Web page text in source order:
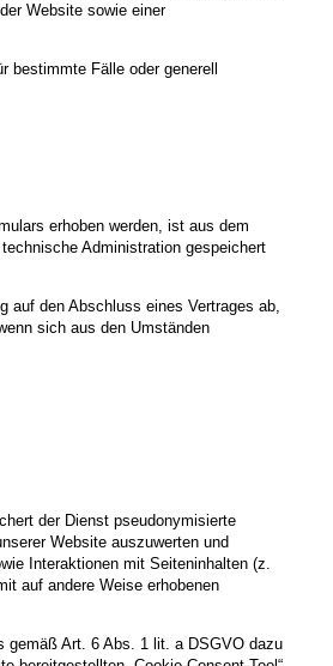
Website sowie einer
Fälle oder generell
erhoben werden, ist aus dem
Administration gespeichert
auf den Abschluss eines Vertrages ab,
sich aus den Umständen
der Dienst pseudonymisierte
Website auszuwerten und
Interaktionen mit Seiteninhalten (z.
auf andere Weise erhobenen
gemäß Art. 6 Abs. 1 lit. a DSGVO dazu